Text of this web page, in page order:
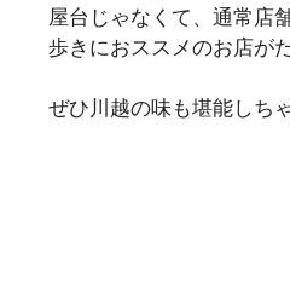
屋台じゃなくて、通常店
歩きにおススメのお店が
ぜひ川越の味も堪能しち